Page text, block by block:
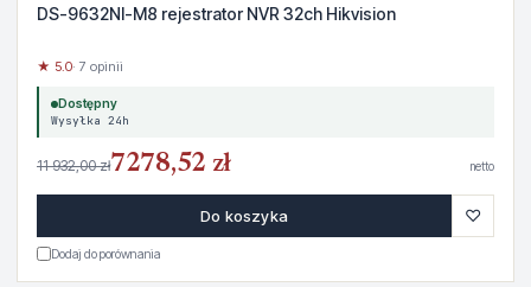
DS-9632NI-M8 rejestrator NVR 32ch Hikvision
★ 5.0· 7 opinii
Dostępny
Wysyłka 24h
11 932,00 zł7278,52 zł netto
Do koszyka ♡
Dodaj do porównania